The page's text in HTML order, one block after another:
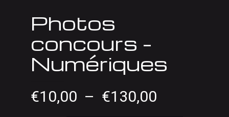
Photos
concours –
Numériques
€10,00 – €130,00